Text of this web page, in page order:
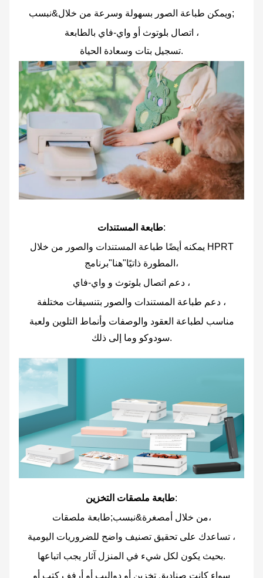
ويمكن طباعة الصور بسهولة وسرعة من خلال&نبسب;
اتصال بلوتوث أو واي-فاي بالطابعة ،
تسجيل بتات وسعادة الحياة.
طابعة المستندات:
يمكنه أيضًا طباعة المستندات والصور من خلال HPRT
المطورة ذاتيًا"هنا"برنامج،
دعم اتصال بلوتوث و واي-فاي ،
دعم طباعة المستندات والصور بتنسيقات مختلفة ،
مناسب لطباعة العقود والوصفات وأنماط التلوين ولعبة
سودوكو وما إلى ذلك.
طابعة ملصقات التخزين:
من خلال أ مصغرة
&نبسب;طابعة ملصقات،
تساعدك على تحقيق تصنيف واضح للضروريات اليومية ،
بحيث يكون لكل شيء في المنزل آثار يجب اتباعها.
سواء كانت صناديق تخزين أو دواليب أو أرفف كتب أو